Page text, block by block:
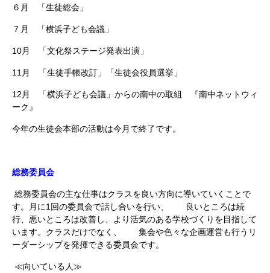
６月 「生徒総会」
７月 「横浜子ども会議」
10月 「文化祭ステージ発表出演」
11月 「生徒手帳改訂」「生徒会役員選挙」
12月 「横浜子ども会議」からの南中の取組 『南中ネットウィ
ーク』
今年の生徒会本部の活動は今月で終了です。
総務委員会
総務委員会の主な仕事はクラスを良い方向に導いていくことで
す。月に1回の委員会で話し合いを行い、 良いところは続
行、悪いところは改善し、より活気のある学校づくりを目指して
います。クラスだけでなく、 集会や色々な企画運営も行うリ
ーダーシップを発揮できる委員会です。
≪向いている人≫